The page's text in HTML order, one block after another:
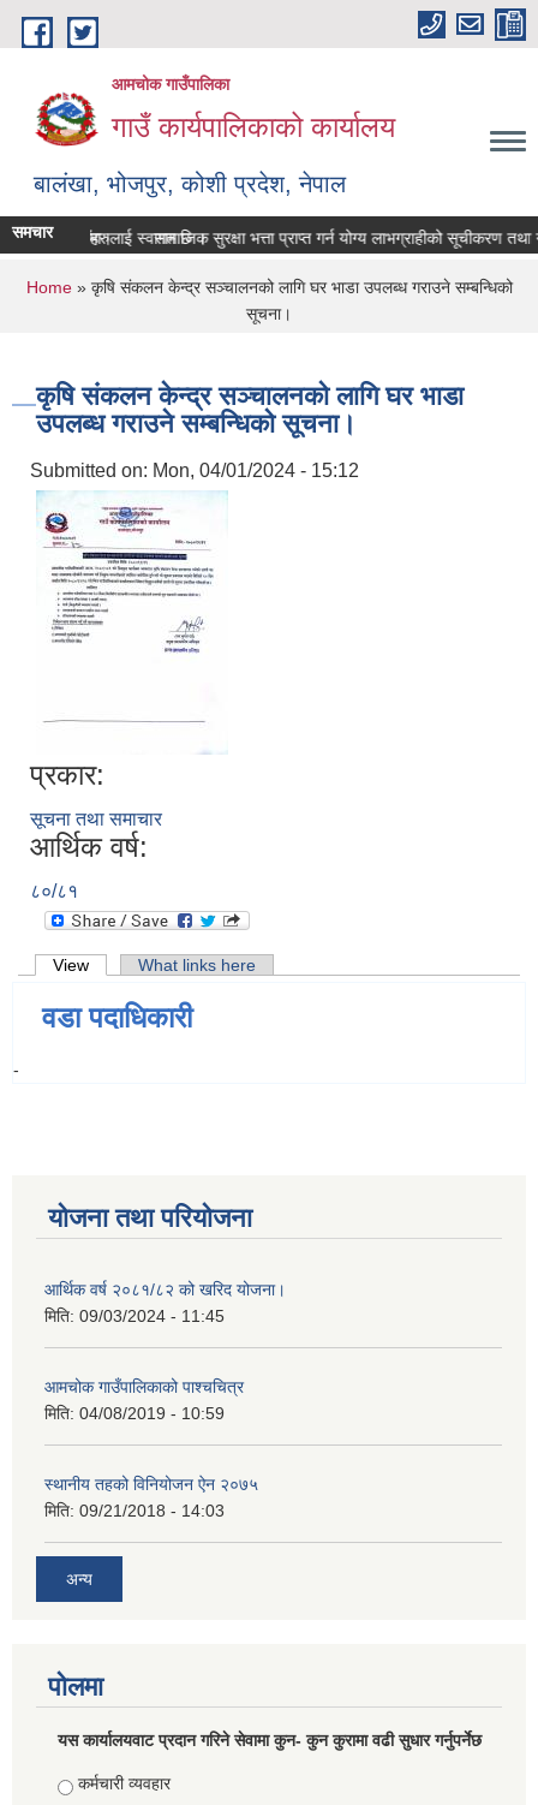
Skip to main content
आमचोक गाउँपालिका
गाउँ कार्यपालिकाको कार्यालय
बालंखा, भोजपुर, कोशी प्रदेश, नेपाल
मा यहाँहरुलाई स्वागत छ ।
समचार
गर्ने सम्बन्धमा। सामाजिक सुरक्षा भत्ता प्राप्‍त गर्न योग्य लाभग्राहीको सूचीकरण तथा
You are here
Home» कृषि संकलन केन्द्र सञ्चालनको लागि घर भाडा उपलब्ध गराउने सम्बन्धिको
सूचना।
कृषि संकलन केन्द्र सञ्चालनको लागि घर भाडा
उपलब्ध गराउने सम्बन्धिको सूचना।
Submitted on: Mon, 04/01/2024 - 15:12
प्रकार:
सूचना तथा समाचार
आर्थिक वर्ष:
८०/८१
Primary tabs
View (active tab)What links here
वडा पदाधिकारी
-
योजना तथा परियोजना
आर्थिक वर्ष २०८१/८२ को खरिद योजना।
मिति: 09/03/2024 - 11:45
आमचोक गाउँपालिकाको पाश्चचित्र
मिति: 04/08/2019 - 10:59
स्थानीय तहको विनियोजन ऐन २०७५
मिति: 09/21/2018 - 14:03
अन्य
पोलमा
यस कार्यालयवाट प्रदान गरिने सेवामा कुन- कुन कुरामा वढी सुधार गर्नुपर्नेछ
Choices
कर्मचारी व्यवहार